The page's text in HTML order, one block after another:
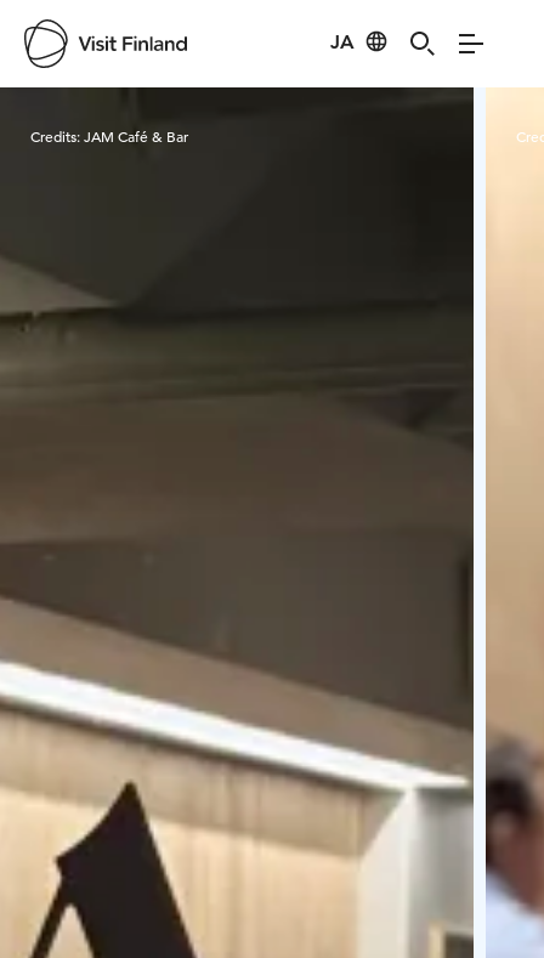
JA
Credits:JAM Café & Bar